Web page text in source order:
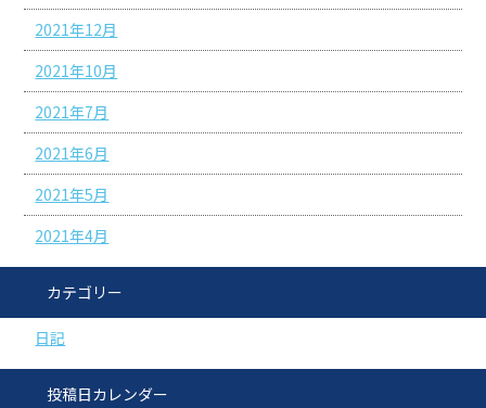
2021年12月
2021年10月
2021年7月
2021年6月
2021年5月
2021年4月
カテゴリー
日記
投稿日カレンダー